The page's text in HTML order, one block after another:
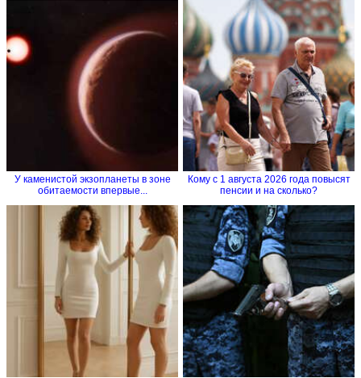
У каменистой экзопланеты в зоне
обитаемости впервые...
Кому с 1 августа 2026 года повысят
пенсии и на сколько?